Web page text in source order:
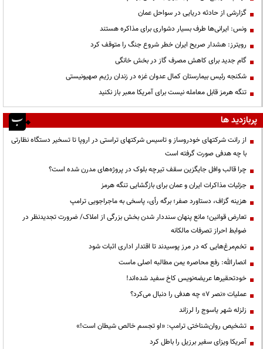
گزارشی از حادثه دریایی در سواحل عمان
ونس: ایرانی‌ها طرف بسیار دشواری برای مذاکره هستند
رویترز: هشدار صریح ایران خطر شروع جنگ را متوقف کرد
گام جدید برای کاهش مصرف گاز در بخش خانگی
شکنجه رئیس بیمارستان کمال عدوان غزه در زندان رژیم صهیونیستی
تنگه هرمز قابل معامله نیست برای آمریکا معبر باز نکنید
پربازدید ها
از رانت‌ شرکتهای خودروساز و تاسیس شرکتهای تراستی در اروپا تا تسخیر دستگاه نظارتی
با چه هدفی صورت گرفته است
چرا قالب وافل جایگزین سقف تیرچه بلوک در پروژه‌های مدرن شده است؟
جزئیات مذاکرات ایران و عمان برای بازگشایی تنگه هرمز
هزینه گزاف، دستاورد صفر؛ برگه رأی، پاسخی به ماجراجویی ترامپ
تعارض قوانین؛ مانع پنهان سنددار شدن بخش بزرگی از املاک/ ضرورت تجدیدنظر در
ضوابط احراز تصرفات مالکانه
تخم‌مرغ‌هایی که در مرز پوسیدند تا اقتدار اداری اثبات شود
انصارالله: رفع محاصره یمن مطالبه اصلی ماست
خودتحقیرها عریضه‌نویس کاخ سفید شده‌اند!
عملیات «نصر ۷» چه هدفی را دنبال می‌کرد؟
زلزله شهر یاسوج را لرزاند
تشخیص روان‌شناختی ترامپ: «او تجسم خالص شیطان است!»
آمریکا ویزای سفیر برزیل را باطل کرد